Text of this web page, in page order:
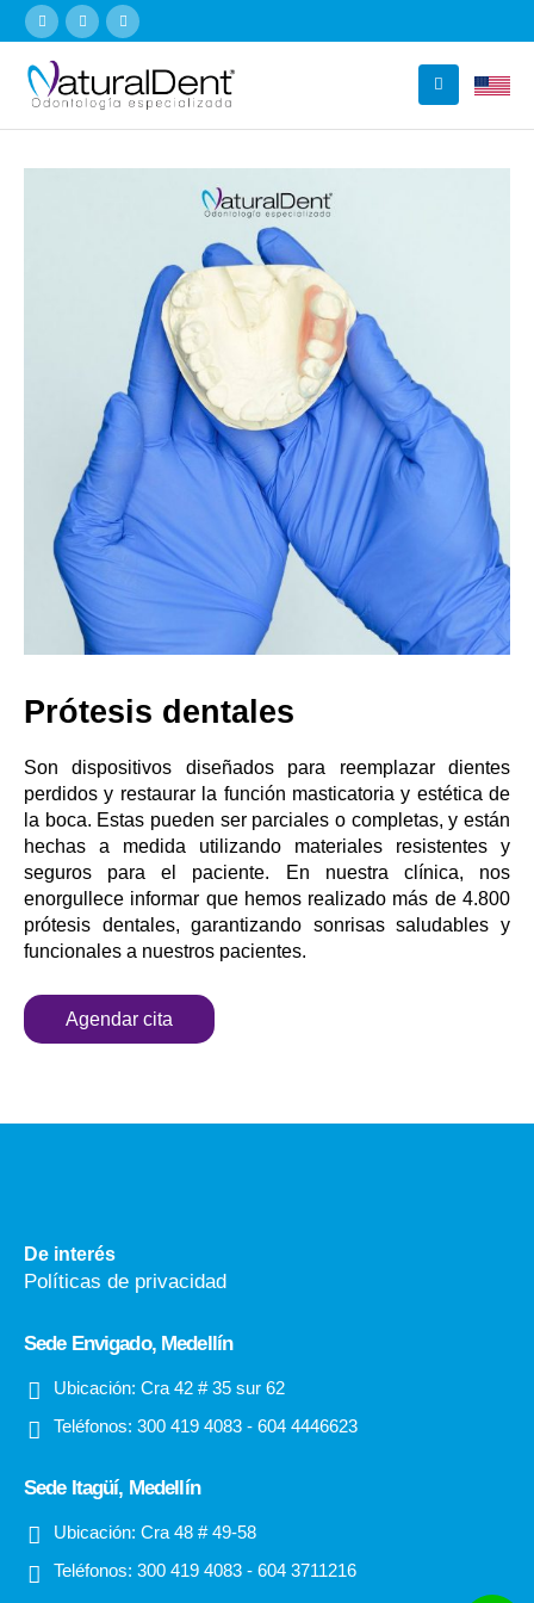
Prótesis dentales
Son dispositivos diseñados para reemplazar dientes
perdidos y restaurar la función masticatoria y estética de
la boca. Estas pueden ser parciales o completas, y están
hechas a medida utilizando materiales resistentes y
seguros para el paciente. En nuestra clínica, nos
enorgullece informar que hemos realizado más de 4.800
prótesis dentales, garantizando sonrisas saludables y
funcionales a nuestros pacientes.
Agendar cita
De interés
Políticas de privacidad
Sede Envigado, Medellín
Ubicación: Cra 42 # 35 sur 62
Teléfonos: 300 419 4083 - 604 4446623
Sede Itagüí, Medellín
Ubicación: Cra 48 # 49-58
Teléfonos: 300 419 4083 - 604 3711216